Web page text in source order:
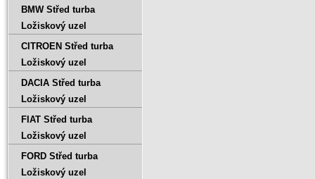
BMW Střed turba
Ložiskový uzel
CITROEN Střed turba
Ložiskový uzel
DACIA Střed turba
Ložiskový uzel
FIAT Střed turba
Ložiskový uzel
FORD Střed turba
Ložiskový uzel